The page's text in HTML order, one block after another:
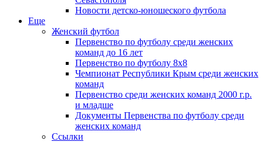
Новости детско-юношеского футбола
Еще
Женский футбол
Первенство по футболу среди женских
команд до 16 лет
Первенство по футболу 8х8
Чемпионат Республики Крым среди женских
команд
Первенство среди женских команд 2000 г.р.
и младше
Документы Первенства по футболу среди
женских команд
Ссылки